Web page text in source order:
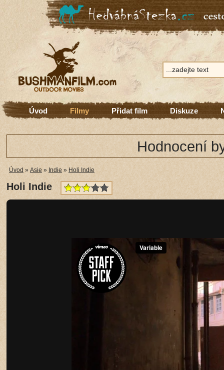
Úvod Filmy Přidat film Diskuze
Hodnocení
Úvod » Asie » Indie » Holi Indie
Holi Indie